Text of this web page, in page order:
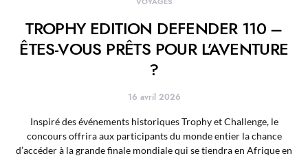
TROPHY EDITION DEFENDER 110 –
ÊTES-VOUS PRÊTS POUR L’AVENTURE
?
16 avril 2026
Inspiré des événements historiques Trophy et Challenge, le
concours offrira aux participants du monde entier la chance
d’accéder à la grande finale mondiale qui se tiendra en Afrique en